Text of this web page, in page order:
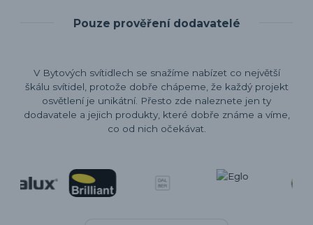
Pouze prověření dodavatelé
V Bytových svítidlech se snažíme nabízet co největší
škálu svítidel, protože dobře chápeme, že každý projekt
osvětlení je unikátní. Přesto zde naleznete jen ty
dodavatele a jejich produkty, které dobře známe a víme,
co od nich očekávat.